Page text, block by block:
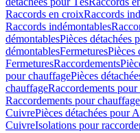
Raccords en croixRaccords
Raccords indémontables
démontablesPièces détachées
démontablesFermeturesPièces
FermeturesRaccordements
pour chauffagePièces
chauffageRaccordements
Raccordements pour chauffage
CuivrePièces détachées pour
CuivreIsolations pour